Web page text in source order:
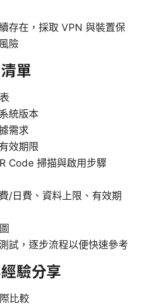
存在，採取 VPN 與裝置保
險
單
統版本
需求
效期限
Code 掃描與啟用步驟
/日費、資料上限、有效期
試，逐步流程以便快速參考
驗分享
比較